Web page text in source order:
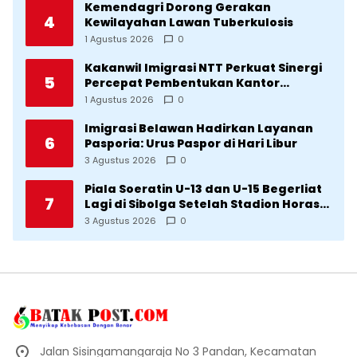
4
Kemendagri Dorong Gerakan
Kewilayahan Lawan Tuberkulosis
1 Agustus 2026 0
5
Kakanwil Imigrasi NTT Perkuat Sinergi
Percepat Pembentukan Kantor
Imigrasi Sumba Timur
1 Agustus 2026 0
6
Imigrasi Belawan Hadirkan Layanan
Pasporia: Urus Paspor di Hari Libur
3 Agustus 2026 0
7
Piala Soeratin U-13 dan U-15 Begerliat
Lagi di Sibolga Setelah Stadion Horas
Direvitalisasi Wali Kota
3 Agustus 2026 0
Jalan Sisingamangaraja No 3 Pandan, Kecamatan